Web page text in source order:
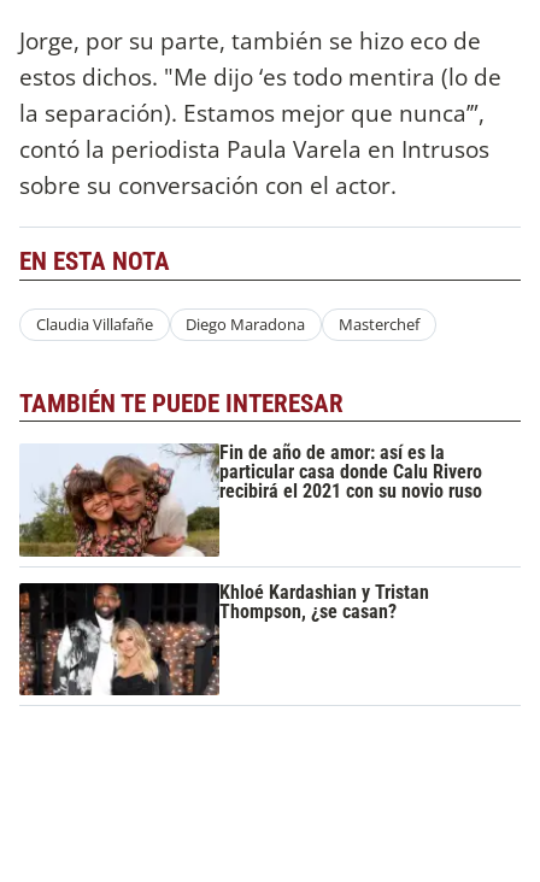
Jorge, por su parte, también se hizo eco de
estos dichos. "Me dijo ‘es todo mentira (lo de
la separación). Estamos mejor que nunca’”,
contó la periodista Paula Varela en Intrusos
sobre su conversación con el actor.
EN ESTA NOTA
Claudia Villafañe Diego Maradona Masterchef
TAMBIÉN TE PUEDE INTERESAR
Fin de año de amor: así es la
particular casa donde Calu Rivero
recibirá el 2021 con su novio ruso
Khloé Kardashian y Tristan
Thompson, ¿se casan?